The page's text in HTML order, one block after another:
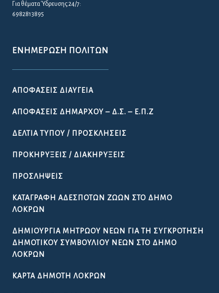
Για θέματα Ύδρευσης 24/7:
6982813895
ΕΝΗΜΈΡΩΣΗ ΠΟΛΙΤΏΝ
ΑΠΟΦΆΣΕΙΣ ΔΙΑΎΓΕΙΑ
ΑΠΟΦΆΣΕΙΣ ΔΗΜΆΡΧΟΥ – Δ.Σ. – Ε.Π.Ζ
ΔΕΛΤΊΑ ΤΎΠΟΥ / ΠΡΟΣΚΛΉΣΕΙΣ
ΠΡΟΚΗΡΎΞΕΙΣ / ΔΙΑΚΗΡΎΞΕΙΣ
ΠΡΟΣΛΉΨΕΙΣ
ΚΑΤΑΓΡΑΦΉ ΑΔΈΣΠΟΤΩΝ ΖΏΩΝ ΣΤΟ ΔΉΜΟ
ΛΟΚΡΏΝ
ΔΗΜΙΟΥΡΓΊΑ ΜΗΤΡΏΟΥ ΝΈΩΝ ΓΙΑ ΤΗ ΣΥΓΚΡΌΤΗΣΗ
ΔΗΜΟΤΙΚΟΎ ΣΥΜΒΟΥΛΊΟΥ ΝΈΩΝ ΣΤΟ ΔΉΜΟ
ΛΟΚΡΏΝ
ΚΆΡΤΑ ΔΗΜΌΤΗ ΛΟΚΡΏΝ